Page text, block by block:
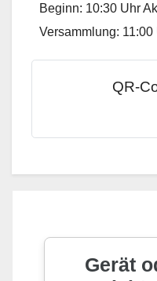
Beginn: 10:30 Uhr
Versammlung: 11:00
QR-